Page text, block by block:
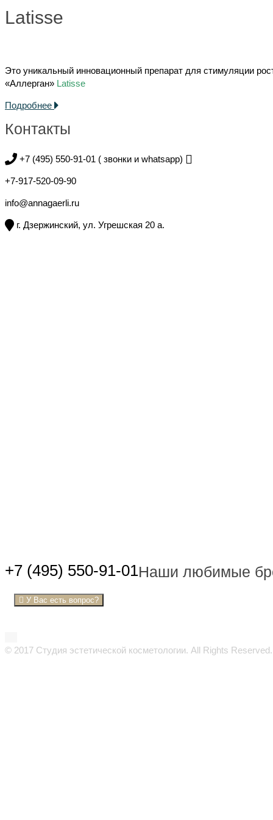
Latisse
Это уникальный инновационный препарат для стимуляции
«Аллерган» Latisse
Подробнее
Контакты
+7 (495) 550-91-01 ( звонки и whatsapp)
+7-917-520-09-90
info@annagaerli.ru
г. Дзержинский, ул. Угрешская 20 а.
+7 (495) 550-91-01
У Вас есть вопрос?
Наши любимые
© 2017 Студия эстетической косметологии. All Rights Reserved.